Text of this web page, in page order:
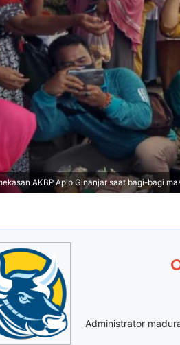
AKBP Apip Ginanjar saat bagi-bagi
Administrator